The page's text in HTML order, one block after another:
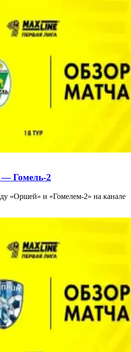
Гомель-2
«Оршей» и «Гомелем-2» на канале